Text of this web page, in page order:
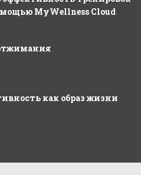
MyWellness Cloud
как образ жизни